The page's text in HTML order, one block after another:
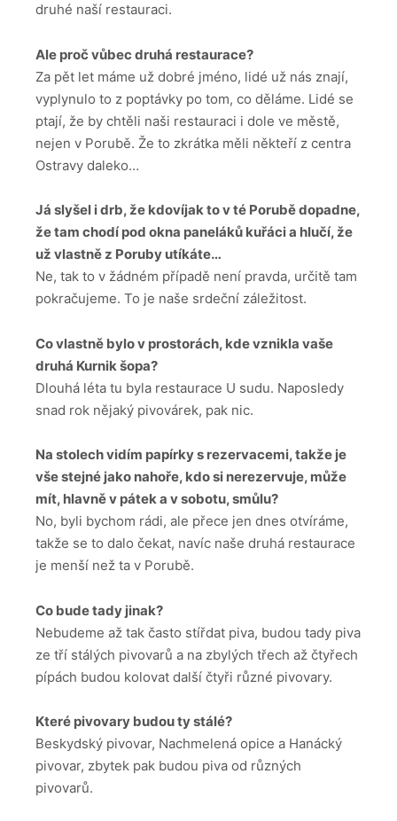
druhé naší restauraci.
Ale proč vůbec druhá restaurace?
Za pět let máme už dobré jméno, lidé už nás znají,
vyplynulo to z poptávky po tom, co děláme. Lidé se
ptají, že by chtěli naši restauraci i dole ve městě,
nejen v Porubě. Že to zkrátka měli někteří z centra
Ostravy daleko…
Já slyšel i drb, že kdovíjak to v té Porubě dopadne,
že tam chodí pod okna paneláků kuřáci a hlučí, že
už vlastně z Poruby utíkáte…
Ne, tak to v žádném případě není pravda, určitě tam
pokračujeme. To je naše srdeční záležitost.
Co vlastně bylo v prostorách, kde vznikla vaše
druhá Kurnik šopa?
Dlouhá léta tu byla restaurace U sudu. Naposledy
snad rok nějaký pivovárek, pak nic.
Na stolech vidím papírky s rezervacemi, takže je
vše stejné jako nahoře, kdo si nerezervuje, může
mít, hlavně v pátek a v sobotu, smůlu?
No, byli bychom rádi, ale přece jen dnes otvíráme,
takže se to dalo čekat, navíc naše druhá restaurace
je menší než ta v Porubě.
Co bude tady jinak?
Nebudeme až tak často stířdat piva, budou tady piva
ze tří stálých pivovarů a na zbylých třech až čtyřech
pípách budou kolovat další čtyři různé pivovary.
Které pivovary budou ty stálé?
Beskydský pivovar, Nachmelená opice a Hanácký
pivovar, zbytek pak budou piva od různých
pivovarů.